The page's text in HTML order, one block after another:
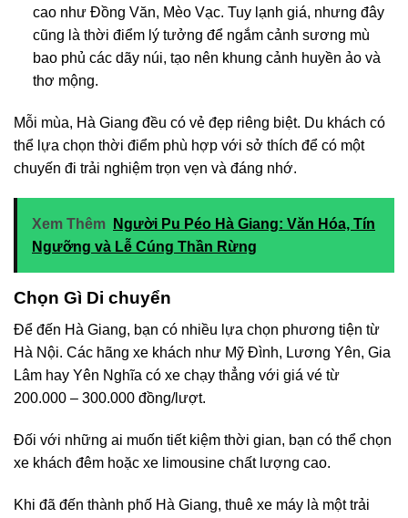
cao như Đồng Văn, Mèo Vạc. Tuy lạnh giá, nhưng đây
cũng là thời điểm lý tưởng để ngắm cảnh sương mù
bao phủ các dãy núi, tạo nên khung cảnh huyền ảo và
thơ mộng.
Mỗi mùa, Hà Giang đều có vẻ đẹp riêng biệt. Du khách có
thể lựa chọn thời điểm phù hợp với sở thích để có một
chuyến đi trải nghiệm trọn vẹn và đáng nhớ.
Xem Thêm
Người Pu Péo Hà Giang: Văn Hóa, Tín
Ngưỡng và Lễ Cúng Thần Rừng
Chọn Gì Di chuyển
Để đến Hà Giang, bạn có nhiều lựa chọn phương tiện từ
Hà Nội. Các hãng xe khách như Mỹ Đình, Lương Yên, Gia
Lâm hay Yên Nghĩa có xe chạy thẳng với giá vé từ
200.000 – 300.000 đồng/lượt.
Đối với những ai muốn tiết kiệm thời gian, bạn có thể chọn
xe khách đêm hoặc xe limousine chất lượng cao.
Khi đã đến thành phố Hà Giang, thuê xe máy là một trải